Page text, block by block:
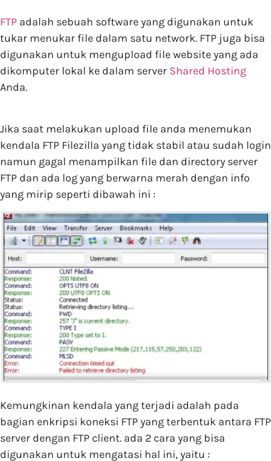
FTP adalah sebuah software yang digunakan untuk
tukar menukar file dalam satu network. FTP juga bisa
digunakan untuk mengupload file website yang ada
dikomputer lokal ke dalam server Shared Hosting
Anda.
Jika saat melakukan upload file anda menemukan
kendala FTP Filezilla yang tidak stabil atau sudah login
namun gagal menampilkan file dan directory server
FTP dan ada log yang berwarna merah dengan info
yang mirip seperti dibawah ini :
Kemungkinan kendala yang terjadi adalah pada
bagian enkripsi koneksi FTP yang terbentuk antara FTP
server dengan FTP client. ada 2 cara yang bisa
digunakan untuk mengatasi hal ini, yaitu :